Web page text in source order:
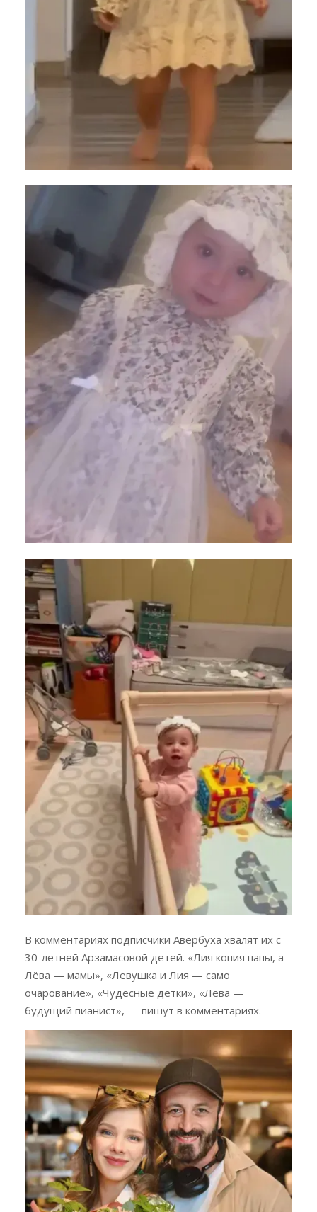
В комментариях подписчики Авербуха хвалят их с
30-летней Арзамасовой детей. «Лия копия папы, а
Лёва — мамы», «Левушка и Лия — само
очарование», «Чудесные детки», «Лёва —
будущий пианист», — пишут в комментариях.